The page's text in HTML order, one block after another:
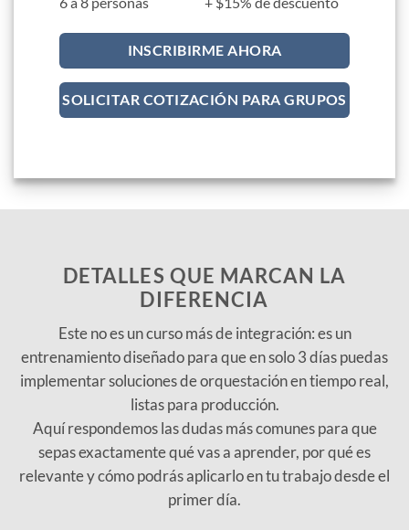
INSCRIBIRME AHORA
SOLICITAR COTIZACIÓN PARA GRUPOS
DETALLES QUE MARCAN LA
DIFERENCIA
Este no es un curso más de integración: es un
entrenamiento diseñado para que en solo 3 días puedas
implementar soluciones de orquestación en tiempo real,
listas para producción.
Aquí respondemos las dudas más comunes para que
sepas exactamente qué vas a aprender, por qué es
relevante y cómo podrás aplicarlo en tu trabajo desde el
primer día.